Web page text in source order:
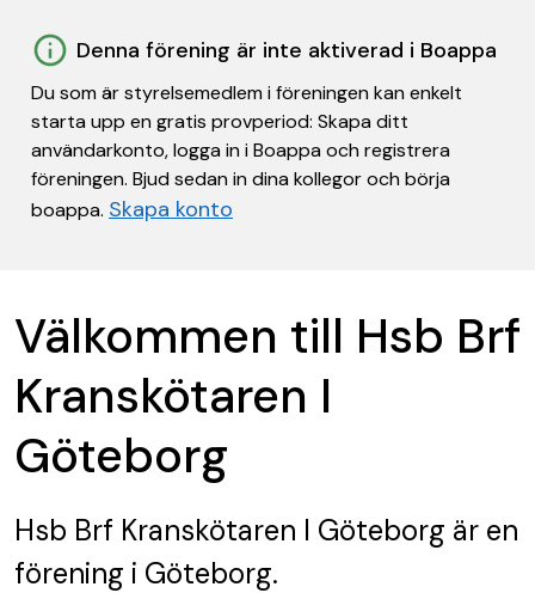
Denna förening är inte aktiverad i Boappa
Du som är styrelsemedlem i föreningen kan enkelt
starta upp en gratis provperiod: Skapa ditt
användarkonto, logga in i Boappa och registrera
föreningen. Bjud sedan in dina kollegor och börja
boappa. Skapa konto
Välkommen till Hsb Brf
Kranskötaren I
Göteborg
Hsb Brf Kranskötaren I Göteborg är en
förening i Göteborg.